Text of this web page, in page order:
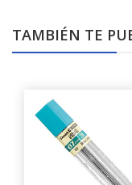
TAMBIÉN TE